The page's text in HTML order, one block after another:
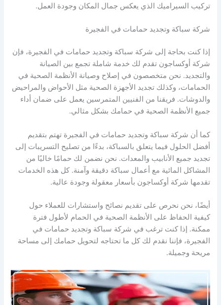
تركيب السيراميك الذي يعكس جمال المكان وجودة العمل.
شركة سباكة وتجديد حمامات في الفجيرة
إذا كنت بحاجة إلى شركة سباكة وتجديد حمامات في الفجيرة، فإن
شركة أوكساجون تقدم لك خدمة شاملة تجمع بين الصيانة
والتجديد. نحن متخصصون في إصلاح وصيانة الأنظمة الصحية في
الحمامات، وكذلك تجديد الأجهزة الصحية مثل الأحواض والمراحيض
والدوشات. فريقنا من الفنيين المتمرسين يعمل على ضمان أداء
جميع الأنظمة الصحية في حمامك بشكل مثالي.
كما أن شركة سباكة وتجديد حمامات في الفجيرة تهتم بتقديم
أفضل الحلول فيما يتعلق بالسباكة، بدءًا من تصليح التسريبات إلى
تجديد جميع الأنابيب والمعدات. نحن نضمن لك حمامًا خاليًا من
المشاكل المائية مع أعمال سباكة دقيقة وآمنة. كل هذه الخدمات
تقدمها شركة أوكساجون بأسعار معقولة وجودة عالية.
أيضًا، نحن نحرص على تقديم نصائح واستشارات للعملاء حول
كيفية الحفاظ على الأنظمة الصحية في الحمام لأطول فترة
ممكنة. إذا كنت ترغب في شركة سباكة وتجديد حمامات في
الفجيرة، فإننا نقدم لك كل ما تحتاجه لتحويل حمامك إلى مساحة
مريحة وجميلة.